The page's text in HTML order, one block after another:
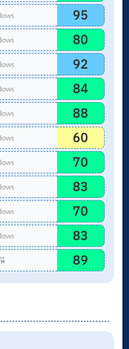
95
80
92
84
88
60
70
83
70
83
89